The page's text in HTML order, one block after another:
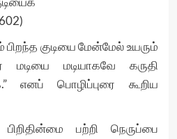
குடியை மேன்மேல் உயரும்
மடியை மடியாகவே கருதி
எனப் பொழிப்புரை கூறிய
பிறிதின்மை பற்றி நெருப்பை